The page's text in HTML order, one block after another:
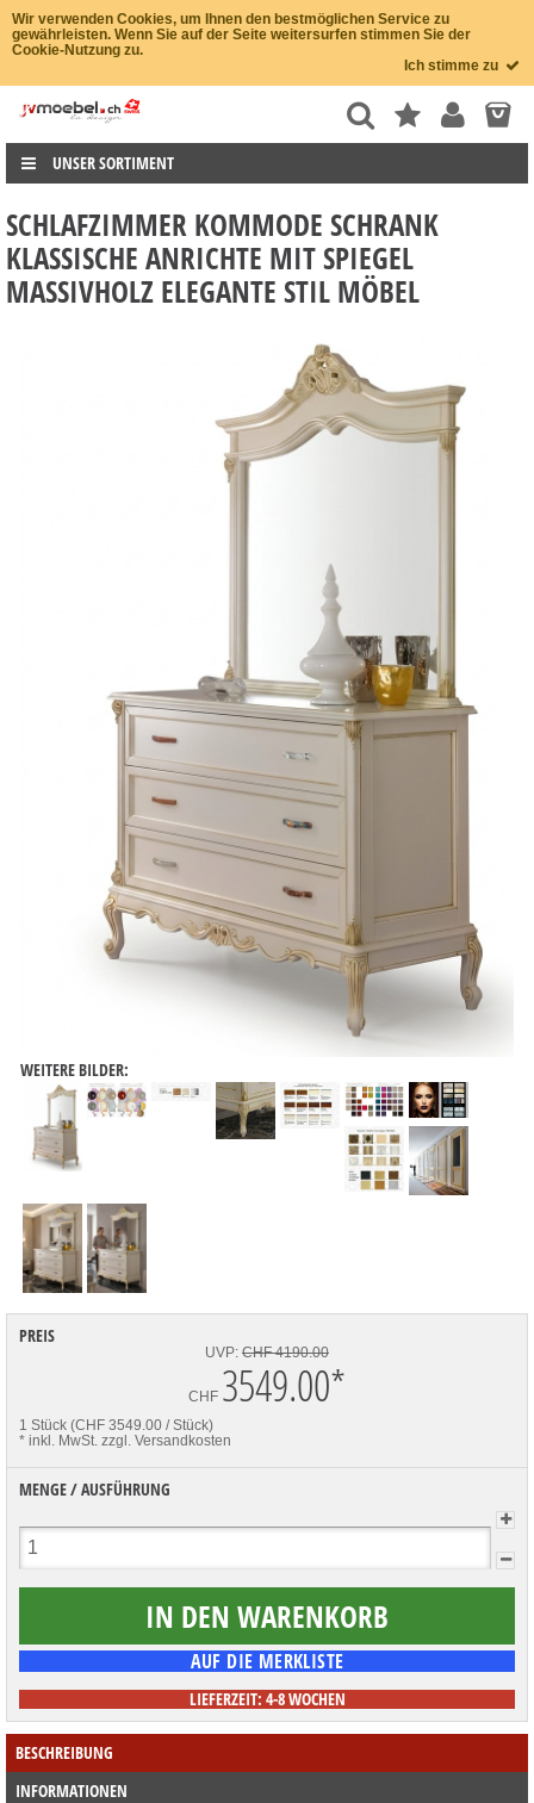
Wir verwenden Cookies, um Ihnen den bestmöglichen Service zu
gewährleisten. Wenn Sie auf der Seite weitersurfen stimmen Sie der
Cookie-Nutzung zu.
Ich stimme zu
UNSER SORTIMENT
SCHLAFZIMMER KOMMODE SCHRANK
KLASSISCHE ANRICHTE MIT SPIEGEL
MASSIVHOLZ ELEGANTE STIL MÖBEL
WEITERE BILDER:
PREIS
UVP: CHF 4190.00
CHF 3549.00*
1 Stück (CHF 3549.00 / Stück)
* inkl. MwSt. zzgl. Versandkosten
MENGE / AUSFÜHRUNG
LIEFERZEIT: 4-8 WOCHEN
BESCHREIBUNG
INFORMATIONEN